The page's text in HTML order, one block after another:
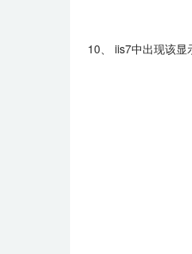
10、 iis7中出现该显